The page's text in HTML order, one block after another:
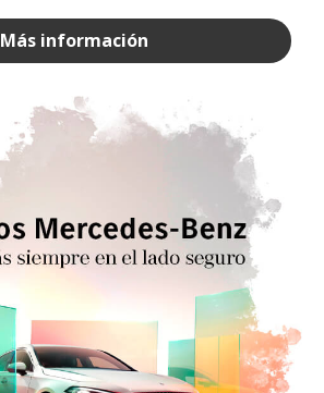
Más información